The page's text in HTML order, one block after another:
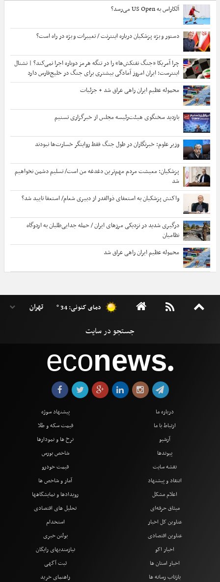
آلکاراس به US Open می‌رسد؟
دستور ویژه پزشکیان درباره اینترنت / تغییرات ویژه در راه است؟
چرا آمریکا «جنگ نفتکش‌ها» را در تنگه هرمز دوباره اجرا نمی‌کند؟ | نشنال
اینترست: ایران امروز آمادگی بیشتری برای جنگ در خلیج‌فارس دارد
محموله عظیم ایران راهی عراق شد + جزئیات
بازدید سخنگوی هیئت‌رئیسه مجلس از خبرگزاری تسنیم
وزیر علوم: خبرنگاران در طول جنگ فقط روایتگر خسارت‌ها نبودند
پزشکیان: معیشت مردم مهم‌ترین دغدغه من است/ تسلیم دشمن نخواهیم
شد
واکنش پزشکیان به استعفای ذوالقدر از دبیری شعام/ استعفا تایید شد؟
درگیری شدید در نزدیکی مرز‌های ایران / حمله جدایی‌طلبان به اردوگاه
نظامیان
محموله عظیم ایران راهی عراق شد
دمای کنونی: 34 °
econews●
درباره ما
ارتباط با ما
آرشیو
پیوندها
نقشه سایت
انتقاد و پیشنهاد
اعلام مشکل
میثاق حرفه‌ای
پیشنهاد سوژه
قیمت سکه و طلا
نرخ ها و نمودارها
شاخص بورس
قیمت خودرو
آمار و شاخص ها
رویدادها و نمایشگاهها
تحلیل های اقتصادی
عناوین کل اخبار
عناوین اقتصادی
اخبار اکو
اخبار استان ها
بازتاب رسانه ها
استخدام
بولتن خبری
نیازمندیهای رایگان
ثبت آگهی
راهنمای خرید